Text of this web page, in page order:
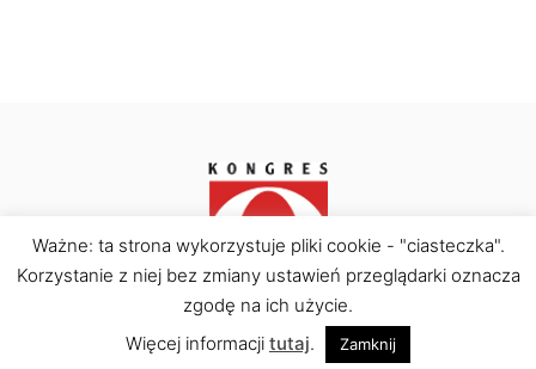
Kongres Obywatelski © Copyright 2026. All rights
reserved.
Ważne: ta strona wykorzystuje pliki cookie - "ciasteczka".
Korzystanie z niej bez zmiany ustawień przeglądarki oznacza
zgodę na ich użycie.
Więcej informacji tutaj. Zamknij